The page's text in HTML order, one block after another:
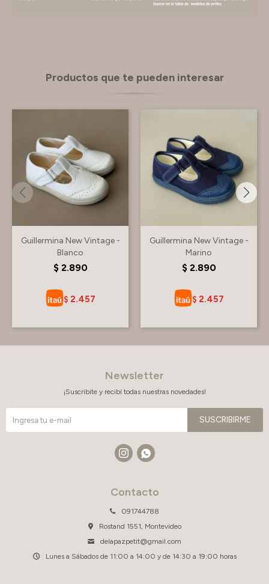
Productos que te pueden interesar
Guillermina New Vintage -
Blanco
$ 2.890
$ 2.457
Guillermina New Vintage -
Marino
$ 2.890
$ 2.457
Contacto
091744788
Rostand 1551, Montevideo
delapazpetit@gmail.com
Lunes a Sábados de 11:00 a 14:00 y de 14:30 a 19:00 horas
Newsletter
¡Suscribite y recibí todas nuestras novedades!
SUSCRIBIRME
 